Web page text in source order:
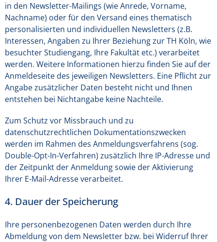
in den Newsletter-Mailings (wie Anrede, Vorname,
Nachname) oder für den Versand eines thematisch
personalisierten und individuellen Newsletters (z.B.
Interessen, Angaben zu Ihrer Beziehung zur TH Köln, wie
besuchter Studiengang, Ihre Fakultät etc.) verarbeitet
werden. Weitere Informationen hierzu finden Sie auf der
Anmeldeseite des jeweiligen Newsletters. Eine Pflicht zur
Angabe zusätzlicher Daten besteht nicht und Ihnen
entstehen bei Nichtangabe keine Nachteile.
Zum Schutz vor Missbrauch und zu
datenschutzrechtlichen Dokumentationszwecken
werden im Rahmen des Anmeldungsverfahrens (sog.
Double-Opt-In-Verfahren) zusätzlich Ihre IP-Adresse und
der Zeitpunkt der Anmeldung sowie der Aktivierung
Ihrer E-Mail-Adresse verarbeitet.
4. Dauer der Speicherung
Ihre personenbezogenen Daten werden durch Ihre
Abmeldung von dem Newsletter bzw. bei Widerruf Ihrer